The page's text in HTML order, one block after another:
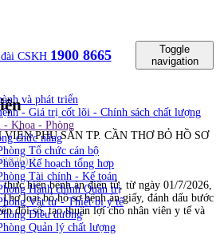
CSKH 1900 8665
Toggle
navigation
và phát triển
- Giá trị cốt lõi - Chính sách chất lượng
- Khoa - Phòng
chức năng
Tổ chức cán bộ
Kế hoạch tổng hơp
Tài chính - Kế toán
Hành chính Quản trị
Vật tư - Thiết bị y tế
Điều dưỡng
Quản lý chất lượng
PHỤ SẢN TP. CẦN THƠ BỎ HỒ SƠ
2026) ]
hiện bệnh án điện tử, từ ngày 01/7/2026,
loại bỏ hồ sơ bệnh án giấy, đánh dấu bước
đổi số, tạo thuận lợi cho nhân viên y tế và